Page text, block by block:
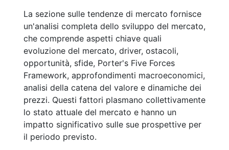
La sezione sulle tendenze di mercato fornisce
un'analisi completa dello sviluppo del mercato,
che comprende aspetti chiave quali
evoluzione del mercato, driver, ostacoli,
opportunità, sfide, Porter's Five Forces
Framework, approfondimenti macroeconomici,
analisi della catena del valore e dinamiche dei
prezzi. Questi fattori plasmano collettivamente
lo stato attuale del mercato e hanno un
impatto significativo sulle sue prospettive per
il periodo previsto.